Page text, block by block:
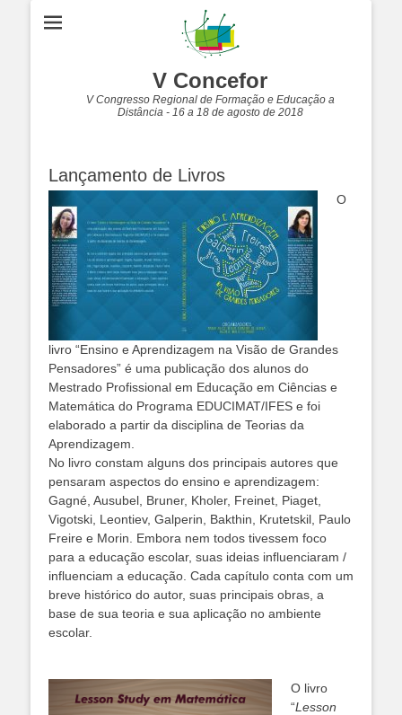
V Concefor
V Congresso Regional de Formação e Educação a
Distância - 16 a 18 de agosto de 2018
Lançamento de Livros
O
livro “Ensino e Aprendizagem na Visão de Grandes
Pensadores” é uma publicação dos alunos do
Mestrado Profissional em Educação em Ciências e
Matemática do Programa EDUCIMAT/IFES e foi
elaborado a partir da disciplina de Teorias da
Aprendizagem.
No livro constam alguns dos principais autores que
pensaram aspectos do ensino e aprendizagem:
Gagné, Ausubel, Bruner, Kholer, Freinet, Piaget,
Vigotski, Leontiev, Galperin, Bakthin, Krutetskil, Paulo
Freire e Morin. Embora nem todos tivessem foco
para a educação escolar, suas ideias influenciaram /
influenciam a educação. Cada capítulo conta com um
breve histórico do autor, suas principais obras, a
base de sua teoria e sua aplicação no ambiente
escolar.
O livro
“Lesson